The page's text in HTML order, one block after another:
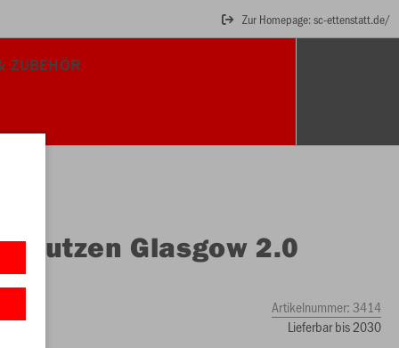
Zur Homepage: sc-ettenstatt.de/
ZUBEHÖR
Stutzen Glasgow 2.0
Artikelnummer:3414
Lieferbar bis 2030